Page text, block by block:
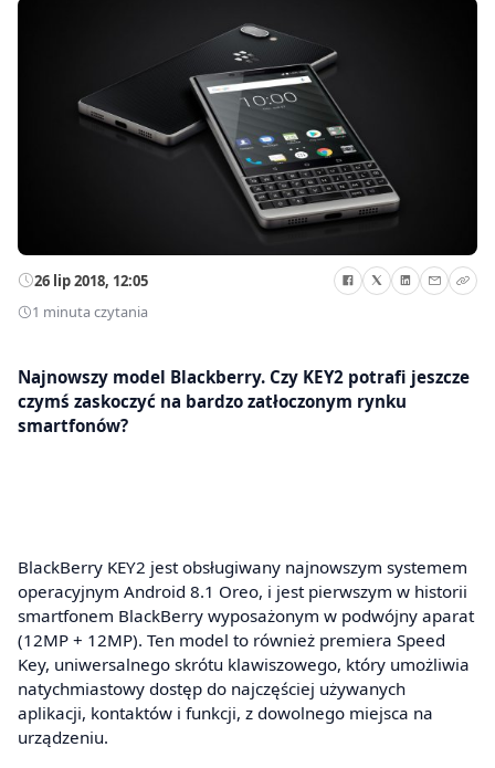
26 lip 2018, 12:05
1 minuta czytania
​Najnowszy model Blackberry. Czy KEY2 potrafi jeszcze
czymś zaskoczyć na bardzo zatłoczonym rynku
smartfonów?
BlackBerry KEY2 jest obsługiwany najnowszym systemem
operacyjnym Android 8.1 Oreo, i jest pierwszym w historii
smartfonem BlackBerry wyposażonym w podwójny aparat
(12MP + 12MP). Ten model to również premiera Speed
Key, uniwersalnego skrótu klawiszowego, który umożliwia
natychmiastowy dostęp do najczęściej używanych
aplikacji, kontaktów i funkcji, z dowolnego miejsca na
urządzeniu.